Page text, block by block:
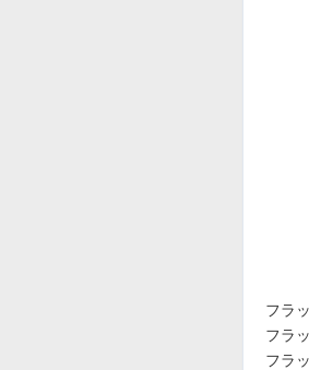
フラ
フラ
フラ